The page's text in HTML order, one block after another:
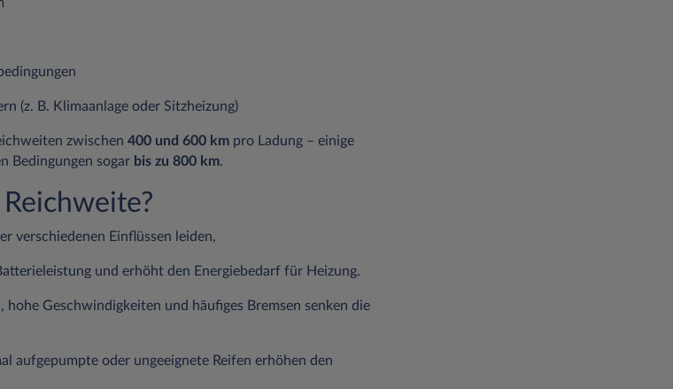
B. Klimaanlage oder Sitzheizung)
zwischen 400 und 600 km pro Ladung – einige
Bedingungen sogar bis zu 800 km.
verschiedenen Einflüssen leiden,
und erhöht den Energiebedarf für Heizung.
hohe Geschwindigkeiten und häufiges Bremsen senken die
aufgepumpte oder ungeeignete Reifen erhöhen den